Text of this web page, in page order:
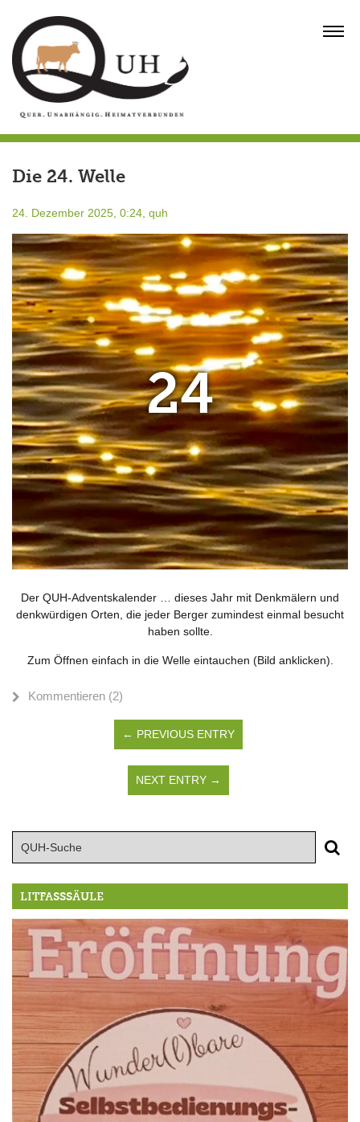
content
Die 24. Welle
24. Dezember 2025, 0:24, quh
24
Der QUH-Adventskalender … dieses Jahr mit Denkmälern und
denkwürdigen Orten, die jeder Berger zumindest einmal besucht
haben sollte.
Zum Öffnen einfach in die Welle eintauchen (Bild anklicken).
Kommentieren (2)
← PREVIOUS ENTRY
NEXT ENTRY →
LITFASSSÄULE